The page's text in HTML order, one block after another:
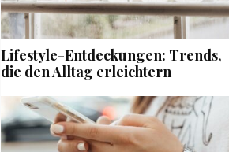
Lifestyle-Entdeckungen: Trends,
die den Alltag erleichtern